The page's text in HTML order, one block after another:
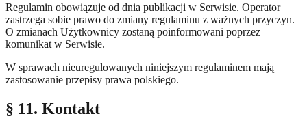
Regulamin obowiązuje od dnia publikacji w Serwisie. Operator
zastrzega sobie prawo do zmiany regulaminu z ważnych przyczyn.
O zmianach Użytkownicy zostaną poinformowani poprzez
komunikat w Serwisie.
W sprawach nieuregulowanych niniejszym regulaminem mają
zastosowanie przepisy prawa polskiego.
§ 11. Kontakt